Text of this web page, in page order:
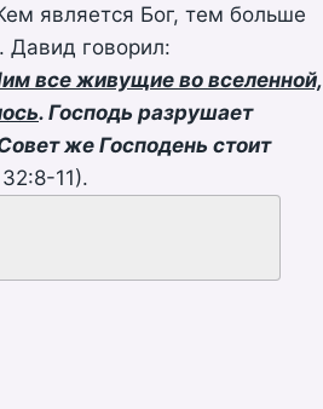
является Бог, тем больше
Давид говорил:
все живущие во вселенной,
. Господь разрушает
же Господень стоит
11).